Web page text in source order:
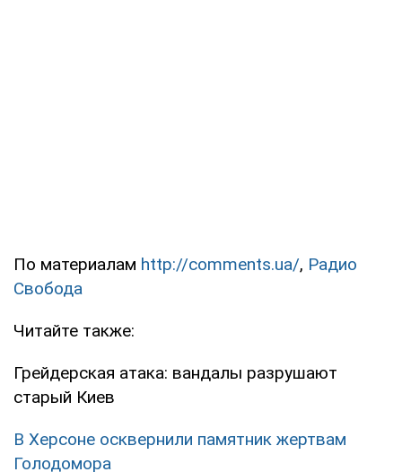
По материалам http://comments.ua/, Радио
Свобода
Читайте также:
Грейдерская атака: вандалы разрушают
старый Киев
В Херсоне осквернили памятник жертвам
Голодомора